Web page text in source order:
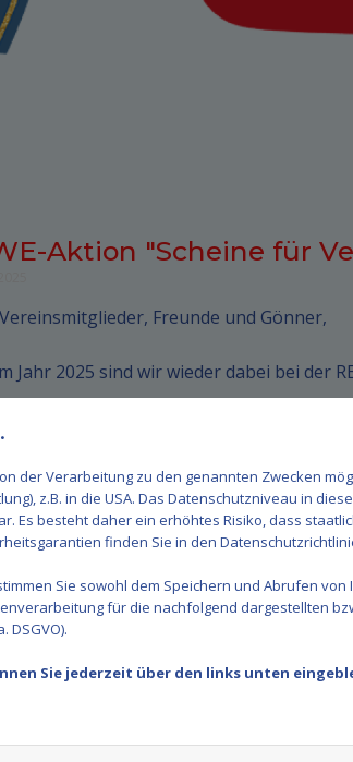
Aktion "Scheine für
Freunde und Gönner,
Jahr 2025 sind wir wieder dabei bei der
im letzten Jahr erreichen konnten könnt
18.5.2025 gibt es wieder pro 15 €
wieder Prämien, die den verschiedenen
ihr Infos zur Aktion und wie Ihr uns
scheinefuervereine.rewe.de/
22.06.2025 könnt Ihr bei Eurem
Ihr direkt zu unserem Verein:
der Verarbeitung zu den genannten Zwecken
z.B. in die USA. Das Datenschutzniveau in
Es besteht daher ein erhöhtes Risiko, dass
finden Sie in den
stimmen Sie sowohl dem Speichern und Abrufen
für die nachfolgend dargestellten
DSGVO).
Sie jederzeit über den links unten